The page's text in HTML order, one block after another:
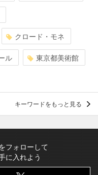
クロード・モネ
ル 東京都美術館
キーワードをもっと見る
フォローして
に入れよう